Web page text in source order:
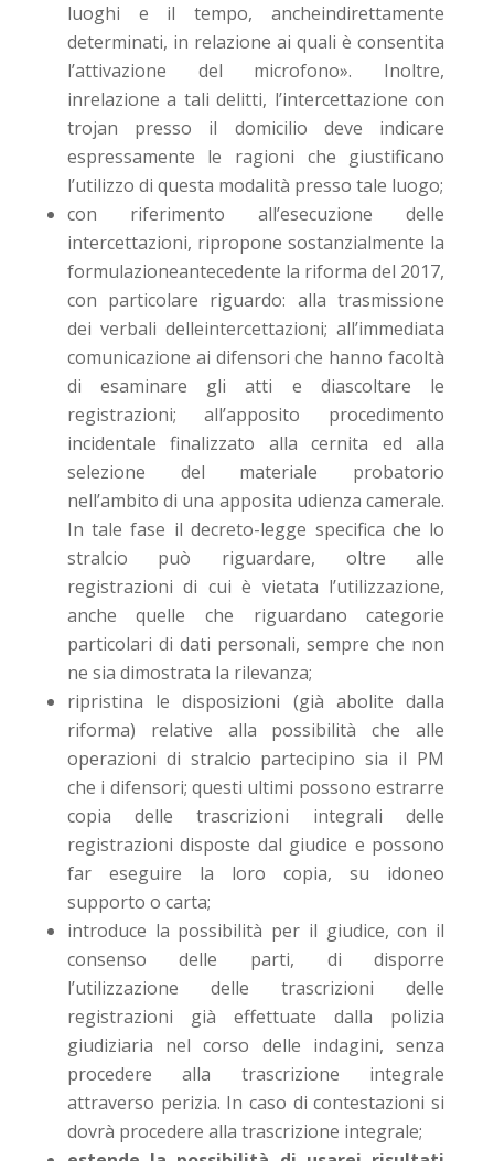
luoghi e il tempo, ancheindirettamente
determinati, in relazione ai quali è consentita
l’attivazione del microfono». Inoltre,
inrelazione a tali delitti, l’intercettazione con
trojan presso il domicilio deve indicare
espressamente le ragioni che giustificano
l’utilizzo di questa modalità presso tale luogo;
con riferimento all’esecuzione delle
intercettazioni, ripropone sostanzialmente la
formulazioneantecedente la riforma del 2017,
con particolare riguardo: alla trasmissione
dei verbali delleintercettazioni; all’immediata
comunicazione ai difensori che hanno facoltà
di esaminare gli atti e diascoltare le
registrazioni; all’apposito procedimento
incidentale finalizzato alla cernita ed alla
selezione del materiale probatorio
nell’ambito di una apposita udienza camerale.
In tale fase il decreto-legge specifica che lo
stralcio può riguardare, oltre alle
registrazioni di cui è vietata l’utilizzazione,
anche quelle che riguardano categorie
particolari di dati personali, sempre che non
ne sia dimostrata la rilevanza;
ripristina le disposizioni (già abolite dalla
riforma) relative alla possibilità che alle
operazioni di stralcio partecipino sia il PM
che i difensori; questi ultimi possono estrarre
copia delle trascrizioni integrali delle
registrazioni disposte dal giudice e possono
far eseguire la loro copia, su idoneo
supporto o carta;
introduce la possibilità per il giudice, con il
consenso delle parti, di disporre
l’utilizzazione delle trascrizioni delle
registrazioni già effettuate dalla polizia
giudiziaria nel corso delle indagini, senza
procedere alla trascrizione integrale
attraverso perizia. In caso di contestazioni si
dovrà procedere alla trascrizione integrale;